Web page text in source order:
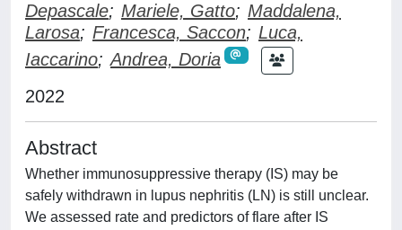
Depascale; Mariele, Gatto; Maddalena,
Larosa; Francesca, Saccon; Luca,
Iaccarino; Andrea, Doria
2022
Abstract
Whether immunosuppressive therapy (IS) may be
safely withdrawn in lupus nephritis (LN) is still unclear.
We assessed rate and predictors of flare after IS